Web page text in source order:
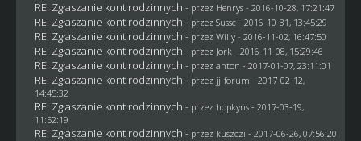
RE: Zgłaszanie kont rodzinnych - przez Henrys- 2016-10-28, 17:21:47
RE: Zgłaszanie kont rodzinnych - przez Sussc- 2016-10-31, 13:45:29
RE: Zgłaszanie kont rodzinnych - przez Willy- 2016-11-02, 16:47:50
RE: Zgłaszanie kont rodzinnych - przez Jork- 2016-11-08, 15:29:46
RE: Zgłaszanie kont rodzinnych - przez anton - 2017-01-07, 23:11:01
RE: Zgłaszanie kont rodzinnych - przez jj-forum - 2017-02-12,
14:45:32
RE: Zgłaszanie kont rodzinnych - przez hopkyns- 2017-03-19,
11:52:19
RE: Zgłaszanie kont rodzinnych - przez kuszczi - 2017-06-26, 07:56:20